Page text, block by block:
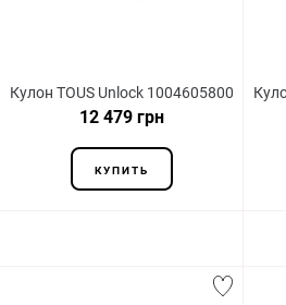
Кулон TOUS Unlock 1004605800
12 479 грн
КУПИТЬ